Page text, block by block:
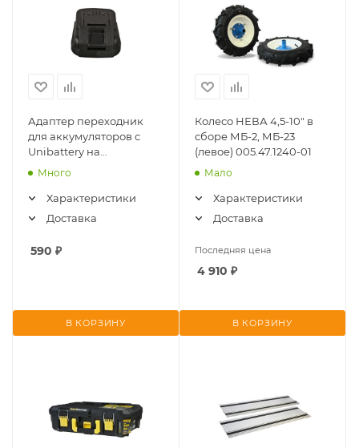
Адаптер переходник
для аккумуляторов с
Unibattery на
1BatterySystem 18В
Много
Характеристики
Доставка
590 ₽
В КОРЗИНУ
Колесо НЕВА 4,5-10" в
сборе МБ-2, МБ-23
(левое) 005.47.1240-01
Мало
Характеристики
Доставка
Последняя цена
4 910 ₽
В КОРЗИНУ